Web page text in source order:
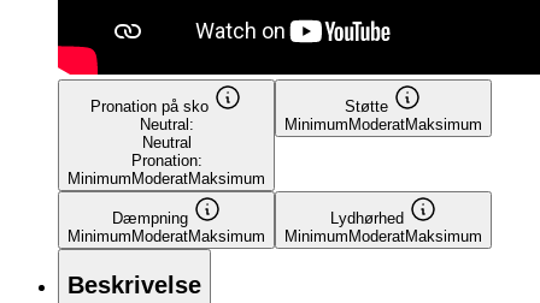
Pronation på sko
Neutral:
Neutral
Pronation:
Minimum ModeratMaksimum
Støtte
Minimum ModeratMaksimum
Dæmpning
Minimum ModeratMaksimum
Lydhørhed
Minimum ModeratMaksimum
Beskrivelse